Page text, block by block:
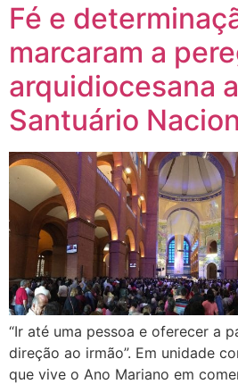
Fé e
marcaram a
arquidiocesana
Santuário
“Ir até uma pessoa e oferecer a
direção ao irmão”. Em unidade
que vive o Ano Mariano em